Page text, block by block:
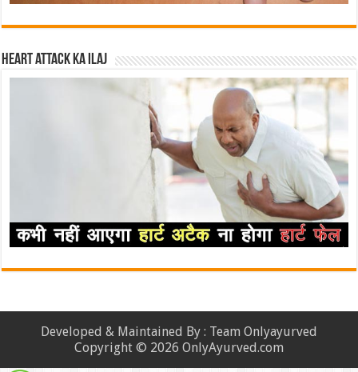
Heart attack ka ilaj
Developed & Maintained By : Team Onlyayurved
Copyright © 2026 OnlyAyurved.com